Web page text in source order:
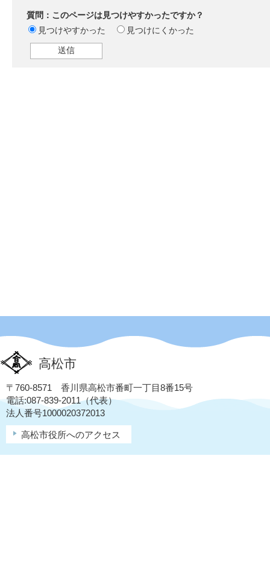
質問：このページは見つけやすかったですか？
見つけやすかった
見つけにくかった
高松市
〒760-8571 香川県高松市番町一丁目8番15号
電話:087-839-2011（代表）
法人番号1000020372013
高松市役所へのアクセス